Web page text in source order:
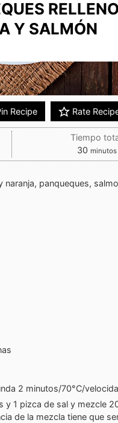
Y SALMÓN
Recipe Rate
Tiempo
30 minutos
naranja, panqueques,
2 minutos/70°C/
y 1 pizca de sal y mezcle
de la mezcla tiene que